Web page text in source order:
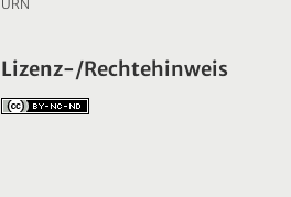
URN
Lizenz-/Rechtehinweis